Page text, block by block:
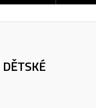
DĚTSKÉ